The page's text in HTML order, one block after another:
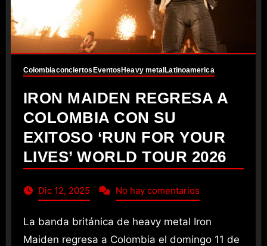
Colombiaconciertos Eventos Heavy metal Latinoamerica
IRON MAIDEN REGRESA A
COLOMBIA CON SU
EXITOSO ‘RUN FOR YOUR
LIVES’ WORLD TOUR 2026
Dic 12, 2025 No hay comentarios
La banda británica de heavy metal Iron
Maiden regresa a Colombia el domingo 11 de